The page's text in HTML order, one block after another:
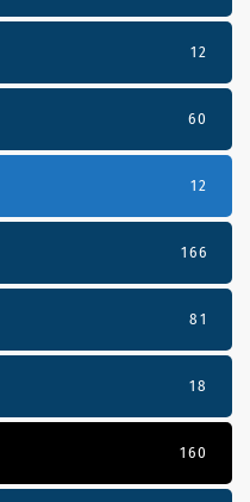
12
60
12
166
81
18
160